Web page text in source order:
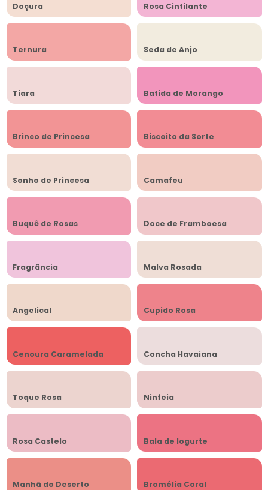
Doçura Rosa Cintilante
Ternura Seda de Anjo
Tiara Batida de Morango
Brinco de Princesa Biscoito da Sorte
Sonho de Princesa Camafeu
Buquê de Rosas Doce de Framboesa
Fragrância Malva Rosada
Angelical Cupido Rosa
Cenoura Caramelada Concha Havaiana
Toque Rosa Ninfeia
Rosa Castelo Bala de Iogurte
Manhã do Deserto Bromélia Coral